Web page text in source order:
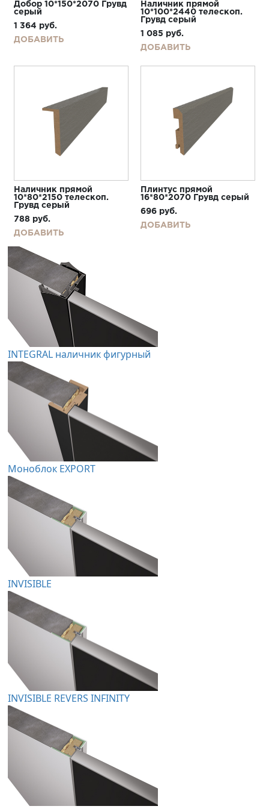
Добор 10*150*2070 Грувд
серый
1 364 руб.
ДОБАВИТЬ
Наличник прямой
10*100*2440 телескоп.
Грувд серый
1 085 руб.
ДОБАВИТЬ
Наличник прямой
10*80*2150 телескоп.
Грувд серый
788 руб.
ДОБАВИТЬ
Плинтус прямой
16*80*2070 Грувд серый
696 руб.
ДОБАВИТЬ
INTEGRAL наличник фигурный
Моноблок EXPORT
INVISIBLE
INVISIBLE REVERS INFINITY